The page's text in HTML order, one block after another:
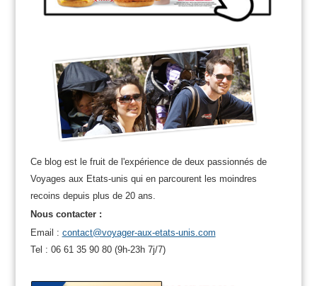
Ce blog est le fruit de l'expérience de deux passionnés de
Voyages aux Etats-unis qui en parcourent les moindres
recoins depuis plus de 20 ans.
Nous contacter :
Email : contact@voyager-aux-etats-unis.com
Tel : 06 61 35 90 80 (9h-23h 7j/7)